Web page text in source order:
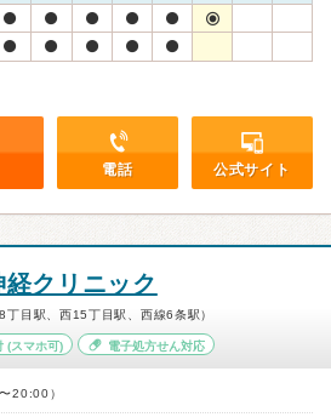
電話 公式サイト
クリニック
目駅、西15丁目駅、西線6条駅）
(スマホ可) 電子処方せん対応
20:00）